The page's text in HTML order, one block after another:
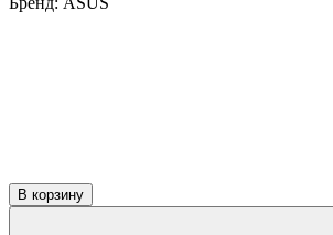
В корзину